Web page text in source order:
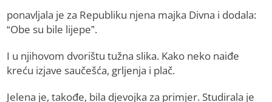
ponavljala je za Republiku njena majka Divna i dodala:
“Obe su bile lijepe”.
I u njihovom dvorištu tužna slika. Kako neko naiđe
kreću izjave saučešća, grljenja i plač.
Jelena je, takođe, bila djevojka za primjer. Studirala je